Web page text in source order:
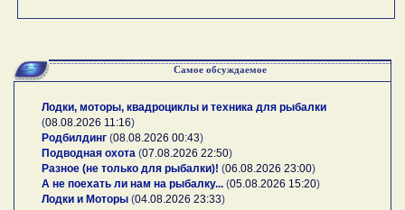
Самое обсуждаемое
Лодки, моторы, квадроциклы и техника для рыбалки
(08.08.2026 11:16)
Родбилдинг (08.08.2026 00:43)
Подводная охота (07.08.2026 22:50)
Разное (не только для рыбалки)! (06.08.2026 23:00)
А не поехать ли нам на рыбалку... (05.08.2026 15:20)
Лодки и Моторы (04.08.2026 23:33)